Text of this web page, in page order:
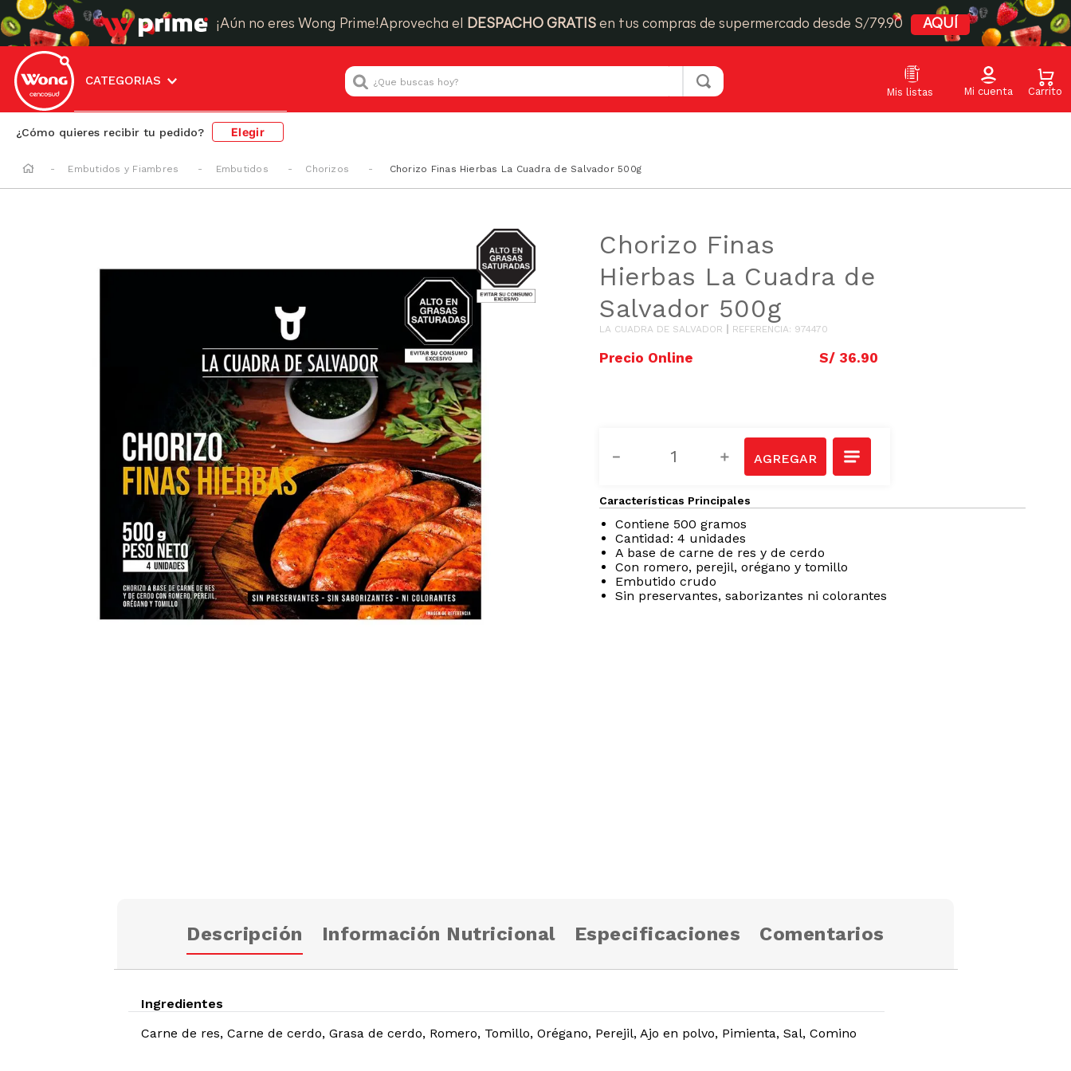
¡Aún no eres Wong Prime!Aprovecha el DESPACHO GRATIS en tus compras de supermercado desde S/79.90 AQUÍ
CATEGORIAS
¿Que buscas hoy?
¿Cómo quieres recibir tu pedido? Elegir
Embutidos y Fiambres Embutidos Chorizos Chorizo Finas Hierbas La Cuadra de Salvador 500g
GRASAS-
SAT
Chorizo Finas
Hierbas La Cuadra de
Salvador 500g
LA CUADRA DE SALVADOR REFERENCIA: 974470
S/ 36.90
＋
－
Características Principales
Contiene 500 gramos
Cantidad: 4 unidades
A base de carne de res y de cerdo
Con romero, perejil, orégano y tomillo
Embutido crudo
Sin preservantes, saborizantes ni colorantes
Descripción Información Nutricional Especificaciones Comentarios
Ingredientes
Carne de res, Carne de cerdo, Grasa de cerdo, Romero, Tomillo, Orégano, Perejil, Ajo en polvo, Pimienta, Sal, Comino